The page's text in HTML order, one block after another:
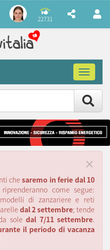
22731
Toggle
×
chesaremo in ferie dal 10
come segue:
di zanzariere e reti
dal 2 settembre; tende
sole dal 7/11 settembre.
il periodo di vacanza